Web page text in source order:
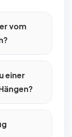
vom
einer